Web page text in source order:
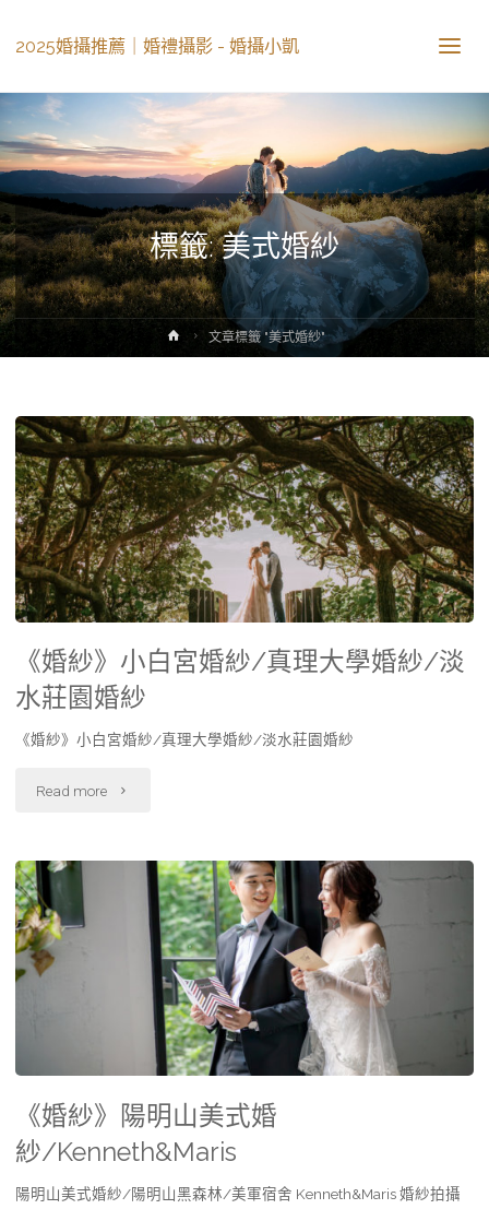
2025婚攝推薦｜婚禮攝影 - 婚攝小凱
標籤: 美式婚紗
文章標籤 "美式婚紗"
《婚紗》小白宮婚紗/真理大學婚紗/淡
水莊園婚紗
《婚紗》小白宮婚紗/真理大學婚紗/淡水莊園婚紗
Read more
《婚紗》陽明山美式婚
紗/Kenneth&Maris
陽明山美式婚紗/陽明山黑森林/美軍宿舍 Kenneth&Maris 婚紗拍攝